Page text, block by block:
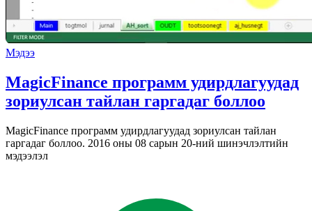
Мэдээ
MagicFinance программ удирдлагуудад
зориулсан тайлан гаргадаг боллоо
MagicFinance программ удирдлагуудад зориулсан тайлан
гаргадаг боллоо. 2016 оны 08 сарын 20-ний шинэчлэлтийн
мэдээлэл